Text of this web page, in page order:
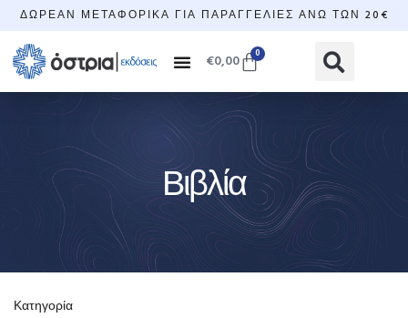
ΔΩΡΕΆΝ ΜΕΤΑΦΟΡΙΚΆ ΓΙΑ ΠΑΡΑΓΓΕΛΊΕΣ ΆΝΩ ΤΩΝ 20€
€0,00 0
Βιβλία
Κατηγορία